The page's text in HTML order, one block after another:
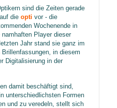
sind die Zeiten gerade
dieopti vor - die
Wochenende in
Player dieser
Jahr stand sie ganz im
in diesem
Digitalisierung in der
damit beschäftigt sind,
unterschiedlichsten Formen
und zu veredeln, stellt sich